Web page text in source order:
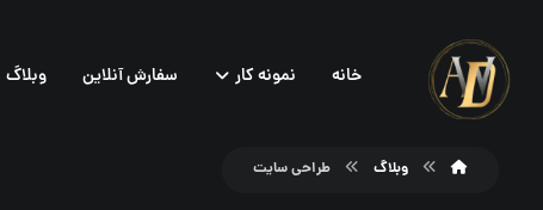
خانه نمونه کار سفارش آنلاین وبلاگ
وبلاگ طراحی سایت